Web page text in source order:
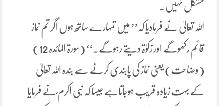
مشکل نہیں۔
اللہ تعالیٰ نے فرمادیا کہ’’ میں تمہارے ساتھ ہوں اگر تم نماز
قائم رکھوگے اور زکوٰۃ دیتے رہوگے۔‘‘ (سورۃ المائدہ 12)
(وضاحت) یعنی نماز کی پابندی کرنے سے بندہ اللہ تعالیٰ
کے بہت زیادہ قریب ہوجاتاہے جیسا کہ نبی اکرم ؐنے فرمایا